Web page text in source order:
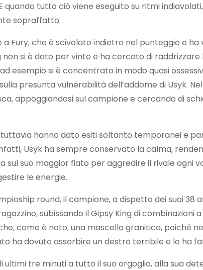
quando tutto ciò viene eseguito su ritmi
sopraffatto.
Fury, che è scivolato indietro nel punteggio e ha
non si è dato per vinto e ha cercato di
esempio si è concentrato in modo quasi
presunta vulnerabilità dell’addome di Usyk.
appoggiandosi sul campione e cercando di
hanno dato esiti soltanto temporanei e
Usyk ha sempre conservato la calma,
sul suo maggior fiato per aggredire il rivale ogni
le energie.
round, il campione, a dispetto dei suoi 38
subissando il Gipsy King di combinazioni
come è noto, una mascella granitica, poiché
ha dovuto assorbire un destro terribile e lo ha
ultimi tre minuti a tutto il suo orgoglio, alla sua